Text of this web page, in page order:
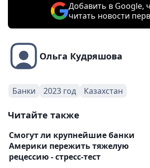
Добавить в Google,
читать новости
Ольга Кудряшова
Банки 2023 год Казахстан
Читайте также
Смогут ли крупнейшие банки
Америки пережить тяжелую
рецессию - стресс-тест